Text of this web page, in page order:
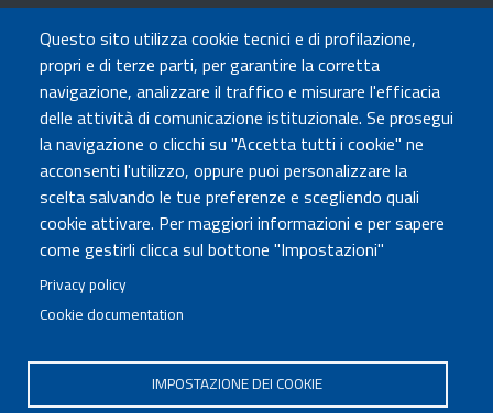
Questo sito utilizza cookie tecnici e di profilazione,
propri e di terze parti, per garantire la corretta
navigazione, analizzare il traffico e misurare l'efficacia
delle attività di comunicazione istituzionale. Se prosegui
la navigazione o clicchi su "Accetta tutti i cookie" ne
acconsenti l'utilizzo, oppure puoi personalizzare la
scelta salvando le tue preferenze e scegliendo quali
cookie attivare. Per maggiori informazioni e per sapere
come gestirli clicca sul bottone "Impostazioni"
Privacy policy
Cookie documentation
IMPOSTAZIONE DEI COOKIE
TRASPARENZA
Amministrazione Trasparente
Atti di notifica
Albo online
Concorsi
COMUNICA CON NOI
Urp
Posta elettronica certificata
Sedi e contatti
Governo Italiano
Tutti i diritti riservati © 2020